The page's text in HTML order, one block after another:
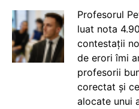
Profesorul
luat nota
contestații
de erori îmi
profesorii
corectat și
alocate unui